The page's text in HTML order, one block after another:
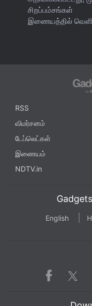
சிறப்பம்சங்கள்
இணையத்தில்
RSS
விமர்சனம்
டேப்லெட்கள்
இணையம்
NDTV.in
English
Facebook